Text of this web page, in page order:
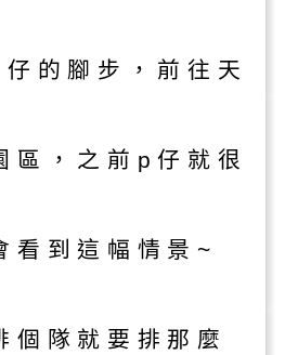
的腳步，前往天
區，之前p仔就很
看到這幅情景~
個隊就要排那麼